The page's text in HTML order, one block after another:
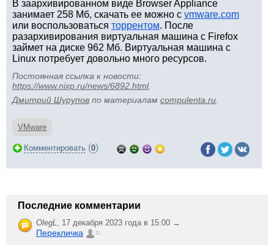
В заархивированном виде Browser Appliance
занимает 258 Мб, скачать ее можно с vmware.com
или воспользоваться торрентом. После
разархивирования виртуальная машина с Firefox
займет на диске 962 Мб. Виртуальная машина с
Linux потребует довольно много ресурсов.
Постоянная ссылка к новости:
https://www.nixp.ru/news/6892.html.
Дмитрий Шурупов по материалам compulenta.ru
VMware
Комментировать (0)
Последние комментарии
OlegL, 17 декабря 2023 года в 15:00 →
Перекличка 21